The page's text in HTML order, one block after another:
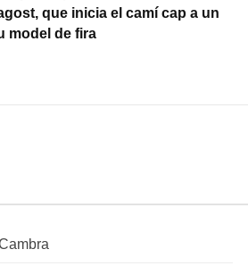
que inicia el camí cap a un
model de fira